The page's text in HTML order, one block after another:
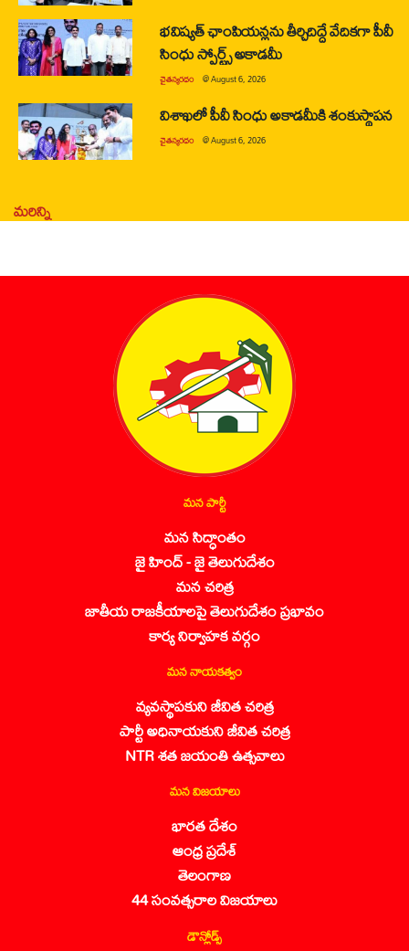
భవిష్యత్ ఛాంపియన్లను తీర్చిదిద్దే వేదికగా పీవీ
సింధు స్పోర్ట్స్ అకాడమీ
చైతన్యరధం @August 6, 2026
విశాఖలో పీవీ సింధు అకాడమీకి శంకుస్థాపన
చైతన్యరధం @August 6, 2026
మరిన్ని
మన పార్టీ
మన సిద్ధాంతం
జై హింద్ - జై తెలుగుదేశం
మన చరిత్ర
జాతీయ రాజకీయాలపై తెలుగుదేశం ప్రభావం
కార్య నిర్వాహక వర్గం
మన నాయకత్వం
వ్యవస్థాపకుని జీవిత చరిత్ర
పార్టీ అధినాయకుని జీవిత చరిత్ర
NTR శత జయంతి ఉత్సవాలు
మన విజయాలు
భారత దేశం
ఆంధ్ర ప్రదేశ్
తెలంగాణ
44 సంవత్సరాల విజయాలు
డౌన్లోడ్స్